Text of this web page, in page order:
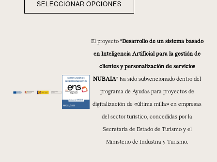
SELECCIONAR OPCIONES
El proyecto “Desarrollo de un sistema basado
en Inteligencia Artificial para la gestión de
clientes y personalización de servicios
NUBAIA” ha sido subvencionado dentro del
programa de Ayudas para proyectos de
digitalización de «última milla» en empresas
del sector turístico, concedidas por la
Secretaría de Estado de Turismo y el
Ministerio de Industria y Turismo.